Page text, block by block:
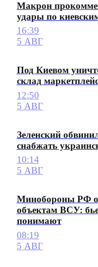
Макрон
удары по
16:39
5 АВГ
Под Киевом
склад
12:50
5 АВГ
Зеленский
снабжать
10:14
5 АВГ
Минобороны РФ
объектам ВСУ:
понимают
08:19
5 АВГ